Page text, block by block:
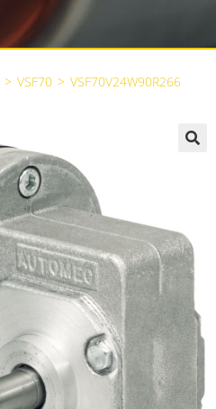
> VSF70 > VSF70V24W90R266